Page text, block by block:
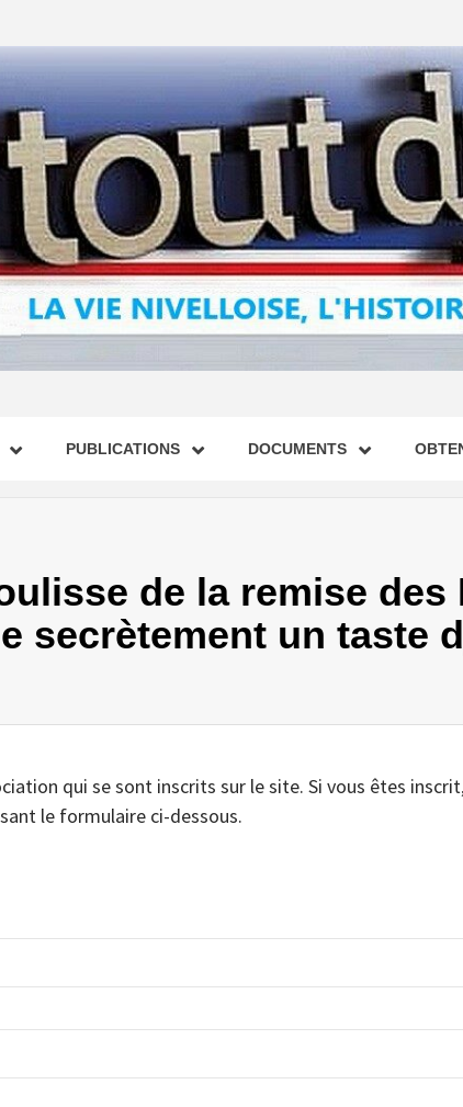
PUBLICATIONS DOCUMENTS
de la remise
secrètement un taste
qui se sont inscrits sur le site. Si vous êtes
le formulaire ci-dessous.